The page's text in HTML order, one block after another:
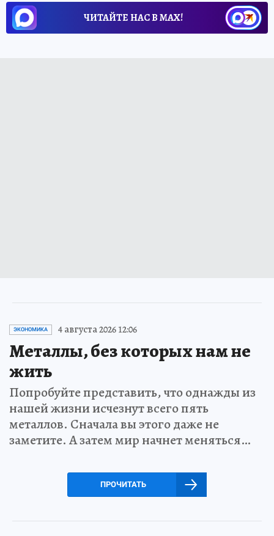
ЧИТАЙТЕ НАС В МАХ!
ЭКОНОМИКА 4 августа 2026 12:06
Металлы, без которых нам не
жить
Попробуйте представить, что однажды из
нашей жизни исчезнут всего пять
металлов. Сначала вы этого даже не
заметите. А затем мир начнет меняться…
ПРОЧИТАТЬ